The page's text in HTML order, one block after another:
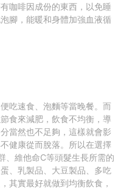
咖啡因成份的東西，以免睡
腳，能暖和身體加強血液循
吃速食、泡麵等當晚餐。而
食來減肥，飲食不均衡，導
當然也不足夠，這樣就會影
健康從而脫落。所以在選擇
、維他命C等頭髮生長所需的
、乳製品、大豆製品、多吃
其實最好就做到均衡飲食，